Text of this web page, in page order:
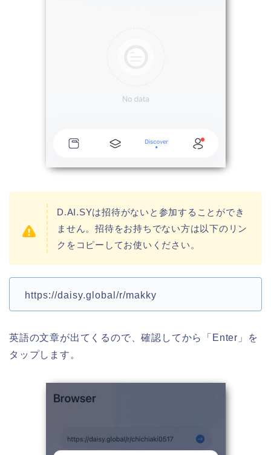
D.AI.SYは招待がないと参加することができ
ません。招待をお持ちでない方は以下のリン
クをコピーしてお使いください。
https://daisy.global/r/makky
英語の文章が出てくるので、確認してから「Enter」を
タップします。